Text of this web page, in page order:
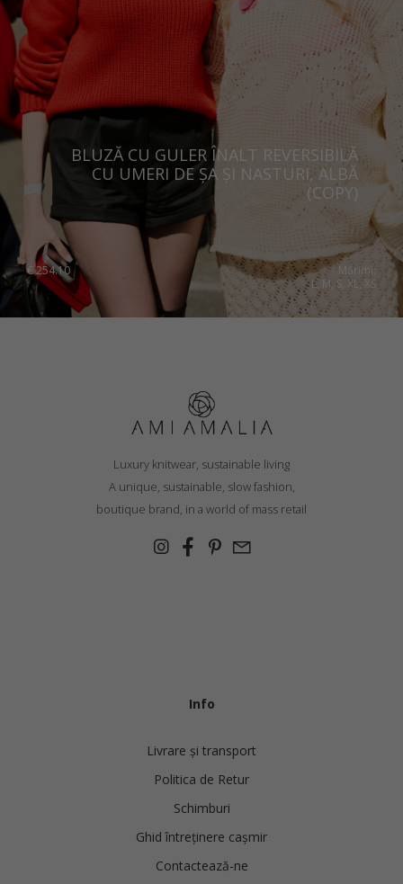
BLUZĂ CU GULER ÎNALT REVERSIBILĂ
CU UMERI DE ȘA ȘI NASTURI, ALBĂ
(COPY)
€254.10
Mărimi:
L, M, S, XL, XS
Luxury knitwear, sustainable living
A unique, sustainable, slow fashion,
boutique brand, in a world of mass retail
Info
Livrare și transport
Politica de Retur
Schimburi
Ghid întreținere cașmir
Contactează-ne